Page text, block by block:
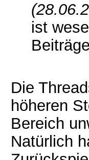
ist
Die
höheren
Bereich
Natürlich